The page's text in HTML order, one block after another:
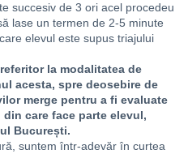
succesiv de 3 ori acel procedeu
lase un termen de 2-5 minute
elevul este supus triajului
la modalitatea de
acesta, spre deosebire de
merge pentru a fi evaluate
care face parte elevul,
București.
suntem într-adevăr în curtea